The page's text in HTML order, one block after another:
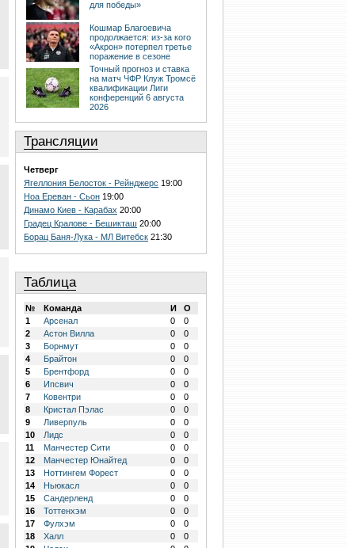
для победы»
Кошмар Благоевича
продолжается: из-за кого
«Акрон» потерпел третье
поражение в сезоне
Точный прогноз и ставка
на матч ЧФР Клуж Тромсё
квалификации Лиги
конференций 6 августа
2026
Трансляции
Четверг
Ягеллония Белосток - Рейнджерс 19:00
Ноа Ереван - Сьон 19:00
Динамо Киев - Карабах 20:00
Градец Кралове - Бешикташ 20:00
Борац Баня-Лука - МЛ Витебск 21:30
Таблица
№ Команда И
О
1
Арсенал 0
0
2
Астон Вилла 0
0
3
Борнмут 0
0
4
Брайтон 0
0
5
Брентфорд 0
0
6
Ипсвич 0
0
7
Ковентри 0
0
8
Кристал Пэлас 0
0
9
Ливерпуль 0
0
10
Лидс 0
0
11
Манчестер Сити 0
0
12
Манчестер Юнайтед 0
0
13
Ноттингем Форест 0
0
14
Ньюкасл 0
0
15
Сандерленд 0
0
16
Тоттенхэм 0
0
17
Фулхэм 0
0
18
Халл 0
0